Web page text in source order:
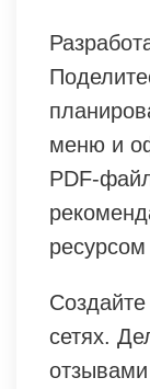
меню и
PDF-
сетях.